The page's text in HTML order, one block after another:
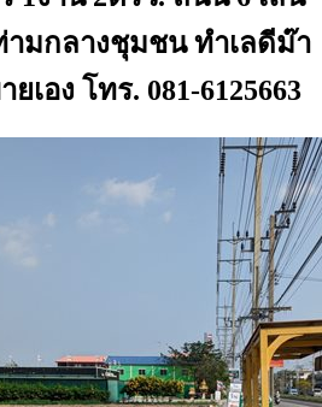
มกลางชุมชน ทำเลดีม๊า
เอง โทร. 081-6125663